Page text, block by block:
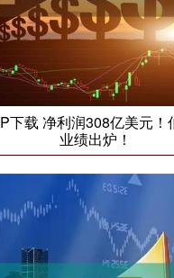
下载 净利润308亿美元！
业绩出炉！